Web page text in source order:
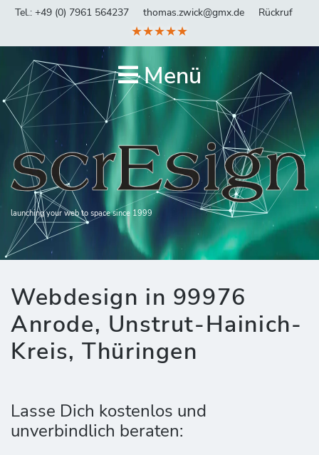
Tel.: +49 (0) 7961 564237 thomas.zwick@gmx.de Rückruf
★★★★★
Menü
launching your web to space since 1999
Webdesign in 99976
Anrode, Unstrut-Hainich-
Kreis, Thüringen
Lasse Dich kostenlos und
unverbindlich beraten: